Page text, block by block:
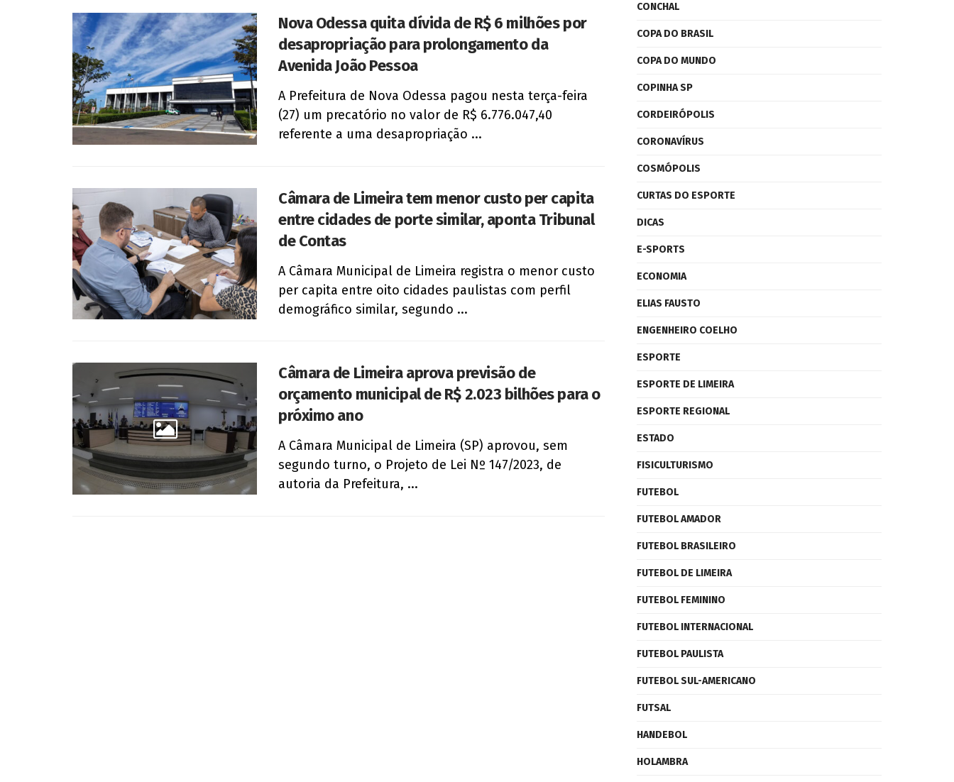
Nova Odessa quita dívida de R$ 6 milhões por
desapropriação para prolongamento da
Avenida João Pessoa
A Prefeitura de Nova Odessa pagou nesta terça-feira
(27) um precatório no valor de R$ 6.776.047,40
referente a uma desapropriação ...
Câmara de Limeira tem menor custo per capita
entre cidades de porte similar, aponta Tribunal
de Contas
A Câmara Municipal de Limeira registra o menor custo
per capita entre oito cidades paulistas com perfil
demográfico similar, segundo ...
Câmara de Limeira aprova previsão de
orçamento municipal de R$ 2.023 bilhões para o
próximo ano
A Câmara Municipal de Limeira (SP) aprovou, sem
segundo turno, o Projeto de Lei Nº 147/2023, de
autoria da Prefeitura, ...
CONCHAL
COPA DO BRASIL
COPA DO MUNDO
COPINHA SP
CORDEIRÓPOLIS
CORONAVÍRUS
COSMÓPOLIS
CURTAS DO ESPORTE
DICAS
E-SPORTS
ECONOMIA
ELIAS FAUSTO
ENGENHEIRO COELHO
ESPORTE
ESPORTE DE LIMEIRA
ESPORTE REGIONAL
ESTADO
FISICULTURISMO
FUTEBOL
FUTEBOL AMADOR
FUTEBOL BRASILEIRO
FUTEBOL DE LIMEIRA
FUTEBOL FEMININO
FUTEBOL INTERNACIONAL
FUTEBOL PAULISTA
FUTEBOL SUL-AMERICANO
FUTSAL
HANDEBOL
HOLAMBRA